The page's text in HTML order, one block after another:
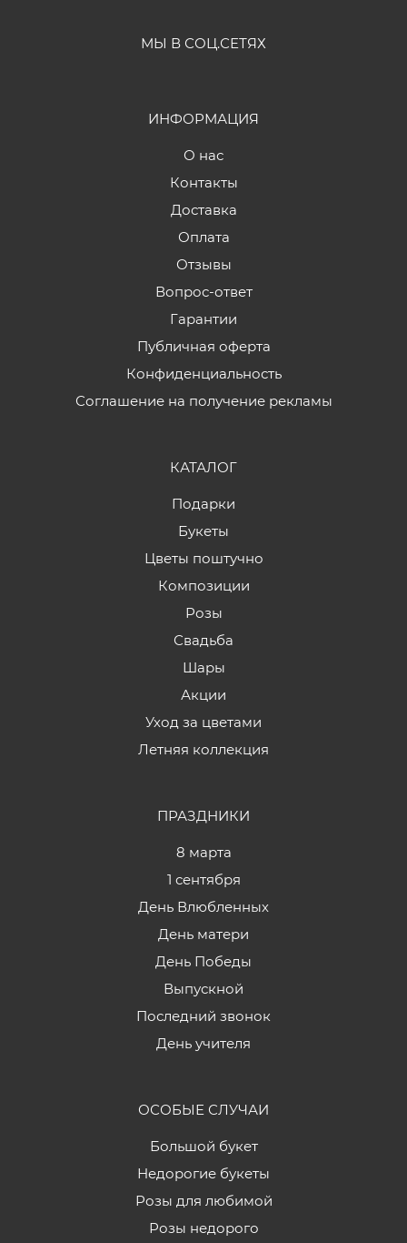
МЫ В СОЦ.СЕТЯХ
ИНФОРМАЦИЯ
О нас
Контакты
Доставка
Оплата
Отзывы
Вопрос-ответ
Гарантии
Публичная оферта
Конфиденциальность
Соглашение на получение рекламы
КАТАЛОГ
Подарки
Букеты
Цветы поштучно
Композиции
Розы
Свадьба
Шары
Акции
Уход за цветами
Летняя коллекция
ПРАЗДНИКИ
8 марта
1 сентября
День Влюбленных
День матери
День Победы
Выпускной
Последний звонок
День учителя
ОСОБЫЕ СЛУЧАИ
Большой букет
Недорогие букеты
Розы для любимой
Розы недорого